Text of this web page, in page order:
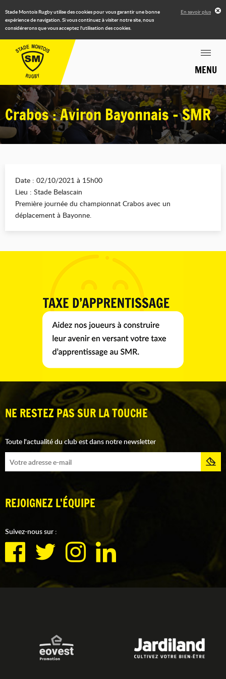
Stade Montois Rugby utilise des cookies pour vous garantir une bonne
expérience de navigation. Si vous continuez à visiter notre site, nous
considérerons que vous acceptez l'utilisation des cookies.
En savoir plus
MENU
Crabos : Aviron Bayonnais - SMR
Date : 02/10/2021 à 15h00
Lieu : Stade Belascain
Première journée du championnat Crabos avec un
déplacement à Bayonne.
NE RESTEZ PAS SUR LA TOUCHE
Toute l'actualité du club est dans notre newsletter
REJOIGNEZ L'ÉQUIPE
Suivez-nous sur :